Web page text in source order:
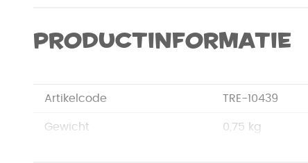
Productinformatie
Artikelcode TRE-10439
Gewicht 0,75 kg